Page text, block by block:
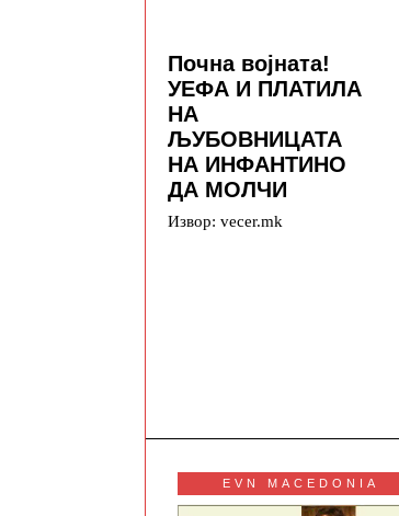
Почна војната!
УЕФА И ПЛАТИЛА
НА
ЉУБОВНИЦАТА
НА ИНФАНТИНО
ДА МОЛЧИ
Извор: vecer.mk
EVN MACEDONIA